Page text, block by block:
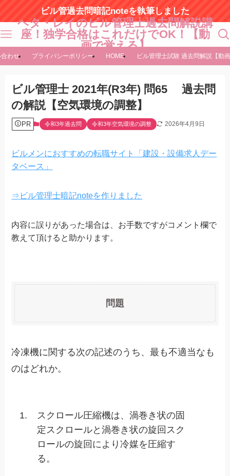
ビル管過去問暗記noteを執筆しました
ヘタ・レイのビル管理士過去問解説講
座！独学合格はこれだけでOK！【動
画で覚える】
わせ プライバシーポリシー HOME ビル管理士試験 過去問解説【動
ビル管理士 2021年(R3年) 問65 過去問
の解説【空気環境の調整】
PR 令和3年過去問 令和3年空気環境の調整 2026年4月9日
ビルメンにおすすめの転職サイト「建設・設備求人デー
タベース」
⇒ビル管理士暗記noteを作りました
内容に誤りがあった場合は、お手数ですがコメント欄で
教えて頂けると助かります。
問題
冷凍機に関する次の記述のうち、最も不適当なも
のはどれか。
1.
スクロール圧縮機は、渦巻き状の固
定スクロールと渦巻き状の旋回スク
ロールの旋回により冷媒を圧縮す
る。